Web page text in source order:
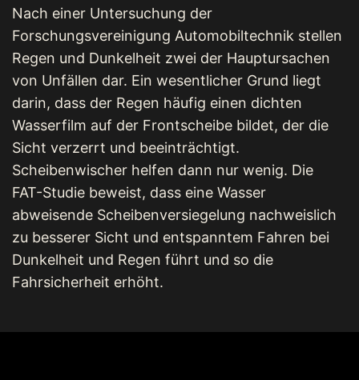
Nach einer Untersuchung der
Forschungsvereinigung Automobiltechnik stellen
Regen und Dunkelheit zwei der Hauptursachen
von Unfällen dar. Ein wesentlicher Grund liegt
darin, dass der Regen häufig einen dichten
Wasserfilm auf der Frontscheibe bildet, der die
Sicht verzerrt und beeinträchtigt.
Scheibenwischer helfen dann nur wenig. Die
FAT-Studie beweist, dass eine Wasser
abweisende Scheibenversiegelung nachweislich
zu besserer Sicht und entspanntem Fahren bei
Dunkelheit und Regen führt und so die
Fahrsicherheit erhöht.